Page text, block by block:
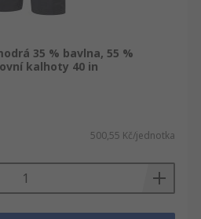
35 % bavlna, 55 %
kalhoty 40 in
500,55 Kč/jednotka